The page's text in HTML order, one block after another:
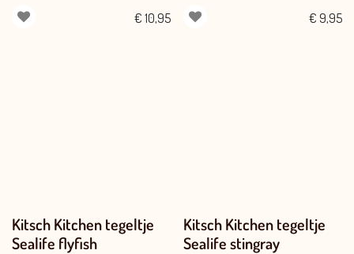
€ 10,95 € 9,95
Kitsch Kitchen tegeltje
Sealife flyfish
Kitsch Kitchen tegeltje
Sealife stingray